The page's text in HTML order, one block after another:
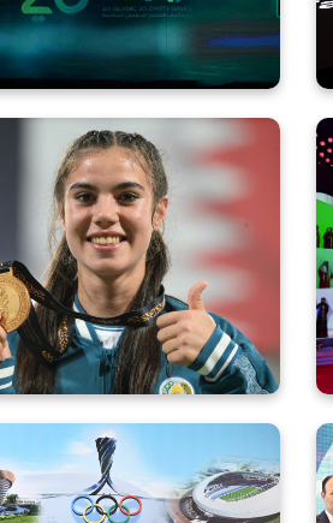
Yengil atletikachilarimiz
Parizoda Talabova hamda
Anastasiya Silchenkovaning
ishtiroki hamda taqdirlash
marosimidan yorqin suratlar